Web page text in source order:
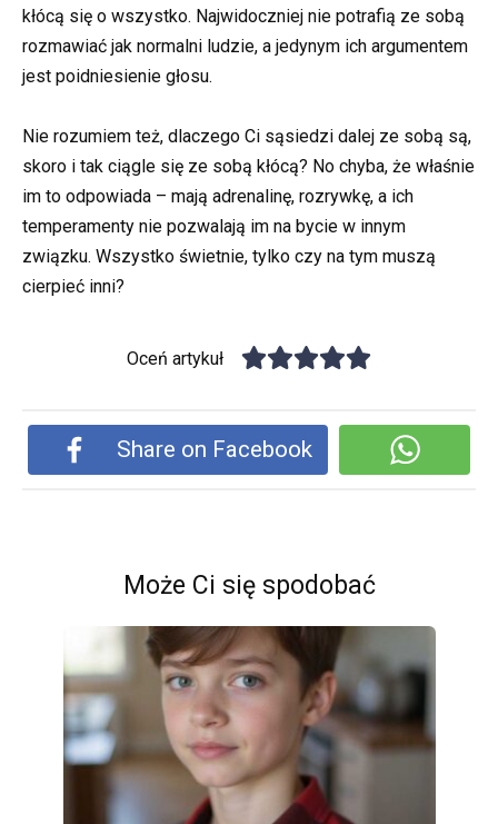
kłócą się o wszystko. Najwidoczniej nie potrafią ze sobą
rozmawiać jak normalni ludzie, a jedynym ich argumentem
jest poidniesienie głosu.
Nie rozumiem też, dlaczego Ci sąsiedzi dalej ze sobą są,
skoro i tak ciągle się ze sobą kłócą? No chyba, że właśnie
im to odpowiada – mają adrenalinę, rozrywkę, a ich
temperamenty nie pozwalają im na bycie w innym
związku. Wszystko świetnie, tylko czy na tym muszą
cierpieć inni?
Oceń artykuł
Share on Facebook
Może Ci się spodobać